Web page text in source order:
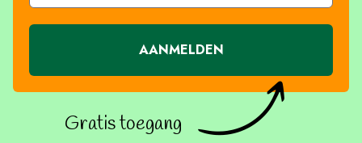
AANMELDEN
Gratis toegang